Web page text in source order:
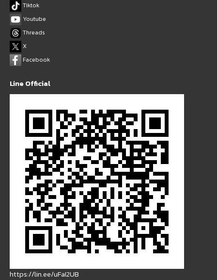
Tiktok
Youtube
Threads
X
Facebook
Line Official
https://lin.ee/uFaI2UB